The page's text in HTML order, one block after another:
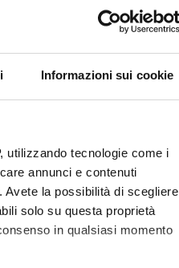
Informazioni sui cookie
utilizzando tecnologie come i
annunci e contenuti
la possibilità di scegliere
solo su questa proprietà
in qualsiasi momento